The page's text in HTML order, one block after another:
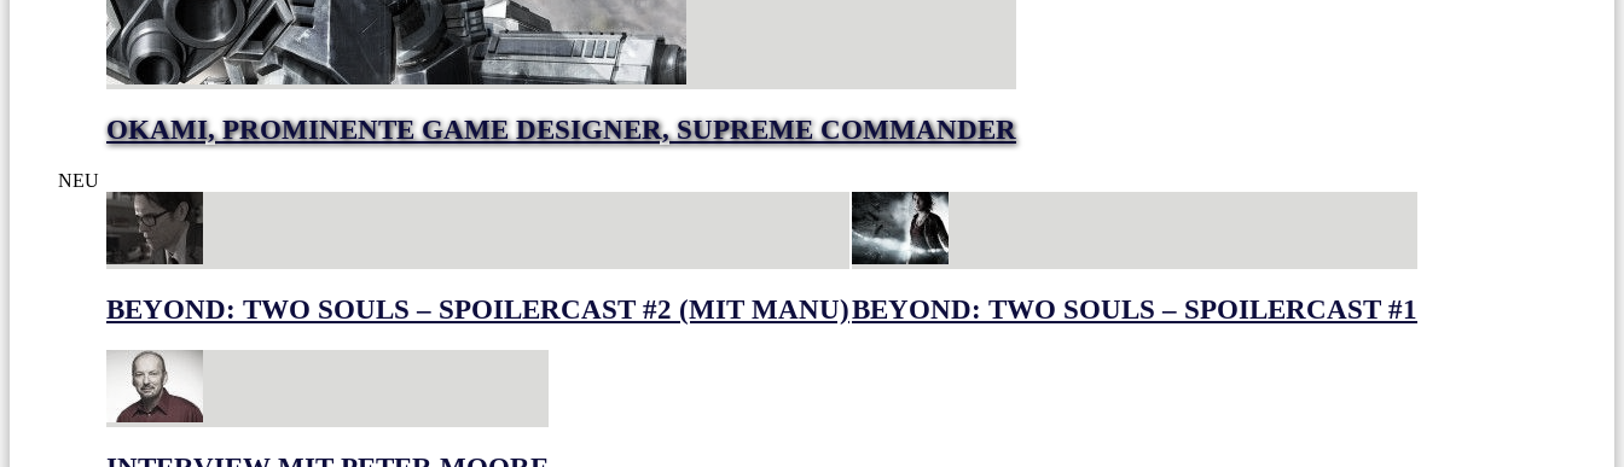
OKAMI, PROMINENTE GAME DESIGNER, SUPREME COMMANDER
NEU
BEYOND: TWO SOULS – SPOILERCAST #2 (MIT MANU)BEYOND: TWO SOULS – SPOILERCAST #1